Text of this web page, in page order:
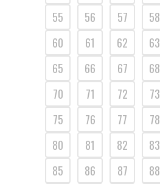
55
56 57 58
60
61 62 63
65
66 67 68
70
71 72 73
75
76 77 78
80
81 82 83
85
86 87 88